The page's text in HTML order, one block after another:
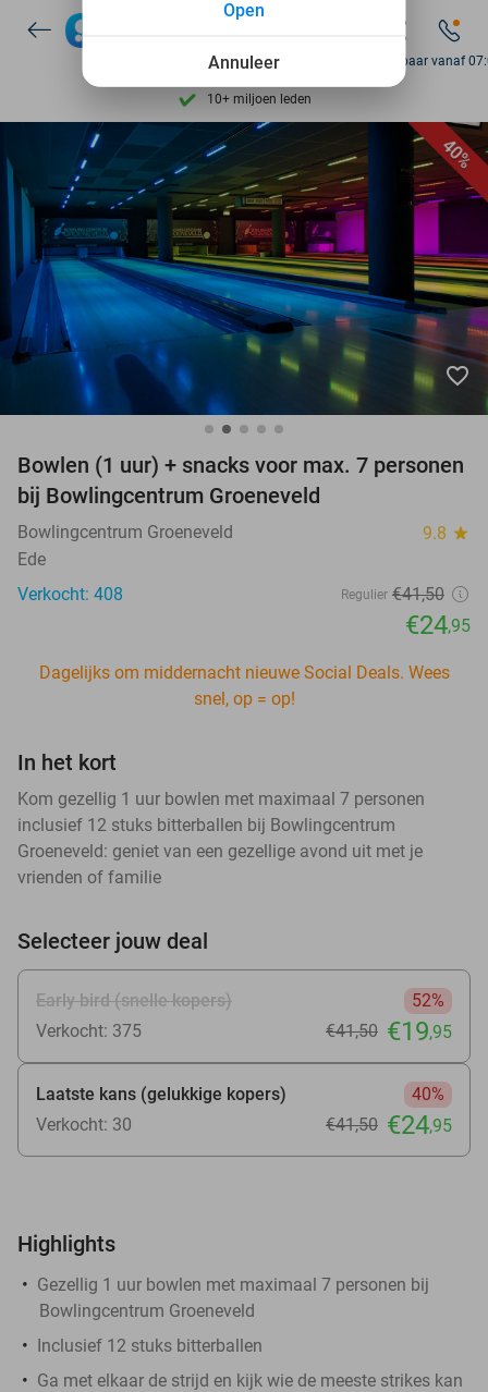
10+ miljoen leden
Ontdek 15.000+ deals
7 dagen per week beschikbaar
10+ miljoen leden
Bereikbaar vanaf
40%
favorite_border
Bowlen (1 uur) + snacks voor max. 7 personen
bij Bowlingcentrum Groeneveld
Bowlingcentrum Groeneveld 9.8 star
Ede
Verkocht: 408
Regulier €41,50
€24,95
Dagelijks om middernacht nieuwe Social Deals. Wees
snel, op = op!
In het kort
Kom gezellig 1 uur bowlen met maximaal 7 personen
inclusief 12 stuks bitterballen bij Bowlingcentrum
Groeneveld: geniet van een gezellige avond uit met je
vrienden of familie
Selecteer jouw deal
Early bird (snelle kopers)
52%
Verkocht: 375
€41,50 €19,95
Laatste kans (gelukkige kopers)
40%
Verkocht: 30
€41,50 €24,95
Highlights
Gezellig 1 uur bowlen met maximaal 7 personen bij
Bowlingcentrum Groeneveld
Inclusief 12 stuks bitterballen
Ga met elkaar de strijd en kijk wie de meeste strikes kan
Annuleer
Open